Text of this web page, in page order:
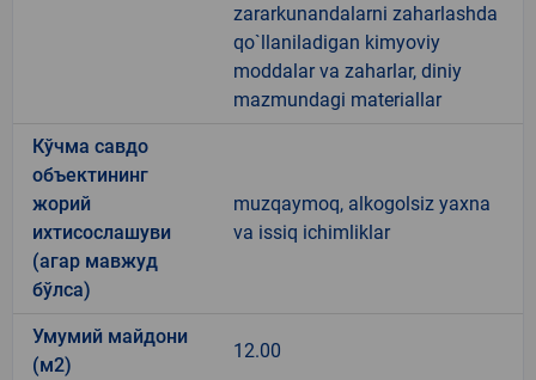
zararkunandalarni zaharlashda
qo`llaniladigan kimyoviy
moddalar va zaharlar, diniy
mazmundagi materiallar
Кўчма савдо
объектининг
жорий
ихтисослашуви
(агар мавжуд
бўлса)
muzqaymoq, alkogolsiz yaxna
va issiq ichimliklar
Умумий майдони
(м2)
12.00